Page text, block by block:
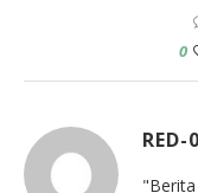
0
RED-